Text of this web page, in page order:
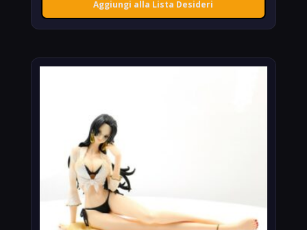
Aggiungi alla Lista Desideri